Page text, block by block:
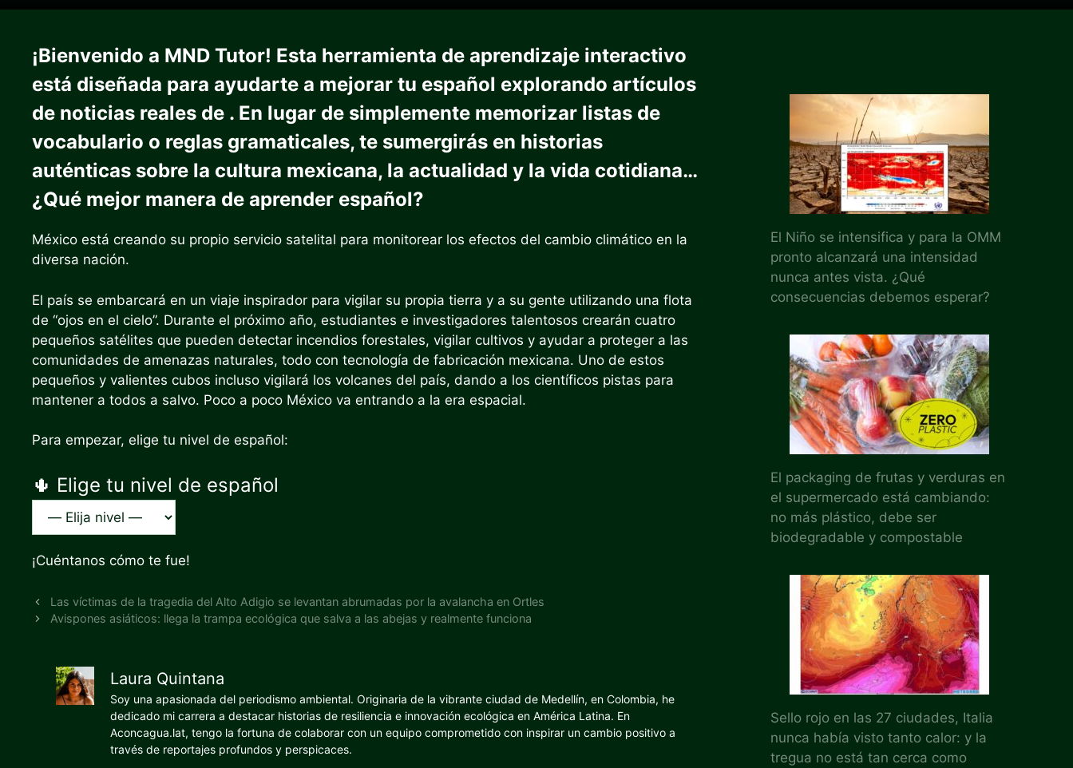
¡Bienvenido a MND Tutor! Esta herramienta de aprendizaje interactivo
está diseñada para ayudarte a mejorar tu español explorando artículos
de noticias reales de . En lugar de simplemente memorizar listas de
vocabulario o reglas gramaticales, te sumergirás en historias
auténticas sobre la cultura mexicana, la actualidad y la vida cotidiana…
¿Qué mejor manera de aprender español?
México está creando su propio servicio satelital para monitorear los efectos del cambio climático en la
diversa nación.
El país se embarcará en un viaje inspirador para vigilar su propia tierra y a su gente utilizando una flota
de “ojos en el cielo”. Durante el próximo año, estudiantes e investigadores talentosos crearán cuatro
pequeños satélites que pueden detectar incendios forestales, vigilar cultivos y ayudar a proteger a las
comunidades de amenazas naturales, todo con tecnología de fabricación mexicana. Uno de estos
pequeños y valientes cubos incluso vigilará los volcanes del país, dando a los científicos pistas para
mantener a todos a salvo. Poco a poco México va entrando a la era espacial.
Para empezar, elige tu nivel de español:
🌵 Elige tu nivel de español
¡Cuéntanos cómo te fue!
Las víctimas de la tragedia del Alto Adigio se levantan abrumadas por la avalancha en Ortles
Avispones asiáticos: llega la trampa ecológica que salva a las abejas y realmente funciona
Laura Quintana
Soy una apasionada del periodismo ambiental. Originaria de la vibrante ciudad de Medellín, en Colombia, he
dedicado mi carrera a destacar historias de resiliencia e innovación ecológica en América Latina. En
Aconcagua.lat, tengo la fortuna de colaborar con un equipo comprometido con inspirar un cambio positivo a
través de reportajes profundos y perspicaces.
El Niño se intensifica y para la OMM
pronto alcanzará una intensidad
nunca antes vista. ¿Qué
consecuencias debemos esperar?
El packaging de frutas y verduras en
el supermercado está cambiando:
no más plástico, debe ser
biodegradable y compostable
Sello rojo en las 27 ciudades, Italia
nunca había visto tanto calor: y la
tregua no está tan cerca como